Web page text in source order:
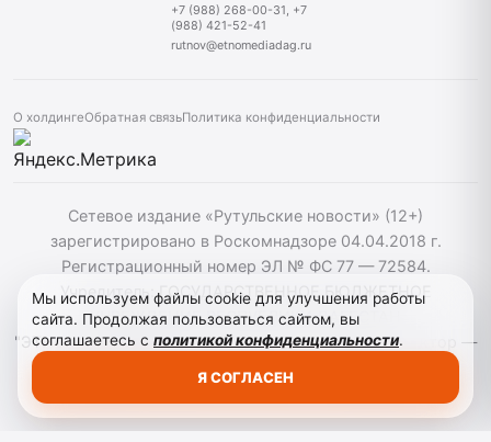
+7 (988) 268-00-31, +7
(988) 421-52-41
rutnov@etnomediadag.ru
О холдингеОбратная связьПолитика конфиденциальности
Сетевое издание «Рутульские новости» (12+)
зарегистрировано в Роскомнадзоре 04.04.2018 г.
Регистрационный номер ЭЛ № ФС 77 — 72584.
Учредитель: ГОСУДАРСТВЕННОЕ БЮДЖЕТНОЕ
УЧРЕЖДЕНИЕ РЕСПУБЛИКИ ДАГЕСТАН
"ЭТНОМЕДИАХОЛДИНГ "ДАГЕСТАН". Главный редактор —
Мы используем файлы cookie для улучшения работы
сайта. Продолжая пользоваться сайтом, вы
соглашаетесь с политикой конфиденциальности.
Я СОГЛАСЕН